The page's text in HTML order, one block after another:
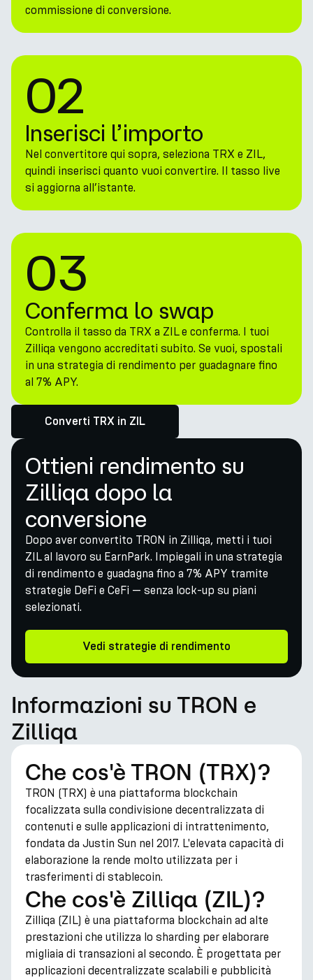
commissione di conversione.
02
Inserisci l’importo
Nel convertitore qui sopra, seleziona TRX e ZIL,
quindi inserisci quanto vuoi convertire. Il tasso live
si aggiorna all’istante.
03
Conferma lo swap
Controlla il tasso da TRX a ZIL e conferma. I tuoi
Zilliqa vengono accreditati subito. Se vuoi, spostali
in una strategia di rendimento per guadagnare fino
al 7% APY.
Converti TRX in ZIL
Ottieni rendimento su
Zilliqa dopo la
conversione
Dopo aver convertito TRON in Zilliqa, metti i tuoi
ZIL al lavoro su EarnPark. Impiegali in una strategia
di rendimento e guadagna fino a 7% APY tramite
strategie DeFi e CeFi — senza lock-up su piani
selezionati.
Vedi strategie di rendimento
Informazioni su TRON e
Zilliqa
Che cos'è TRON (TRX)?
TRON (TRX) è una piattaforma blockchain
focalizzata sulla condivisione decentralizzata di
contenuti e sulle applicazioni di intrattenimento,
fondata da Justin Sun nel 2017. L'elevata capacità di
elaborazione la rende molto utilizzata per i
trasferimenti di stablecoin.
Che cos'è Zilliqa (ZIL)?
Zilliqa (ZIL) è una piattaforma blockchain ad alte
prestazioni che utilizza lo sharding per elaborare
migliaia di transazioni al secondo. È progettata per
applicazioni decentralizzate scalabili e pubblicità